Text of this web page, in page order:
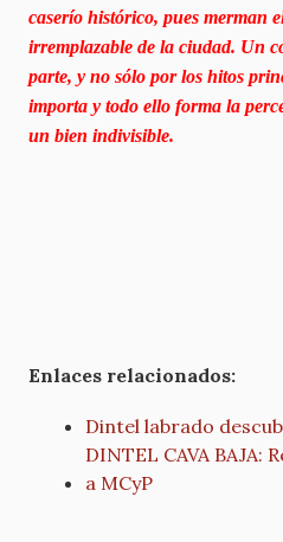
caserío histórico, pues merman
irremplazable de la ciudad. Un
parte, y no sólo por los hitos
importa y todo ello forma la
un bien indivisible.
Enlaces relacionados:
Dintel labrado
DINTEL CAVA BAJA:
a MCyP